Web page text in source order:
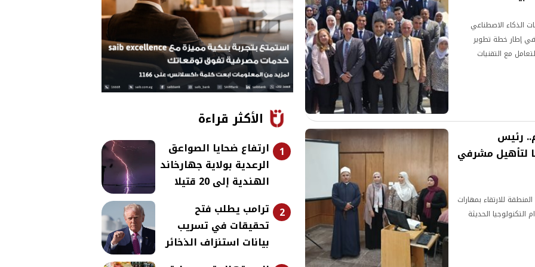
الذكاء الاصطناعي
وذلك في إطار خطة تطوير
مع التقنيات
رئيس
لتأهيل مشرفي
للارتقاء بمهارات
التكنولوجيا الحديثة
الأكثر قراءة
1
ارتفاع ضحايا الصواعق
الرعدية بولاية جهارخاند
الهندية إلى 20 قتيلا
2
ترامب يطلب فتح
تحقيقات في تسريب
بيانات استنزاف الذخائر